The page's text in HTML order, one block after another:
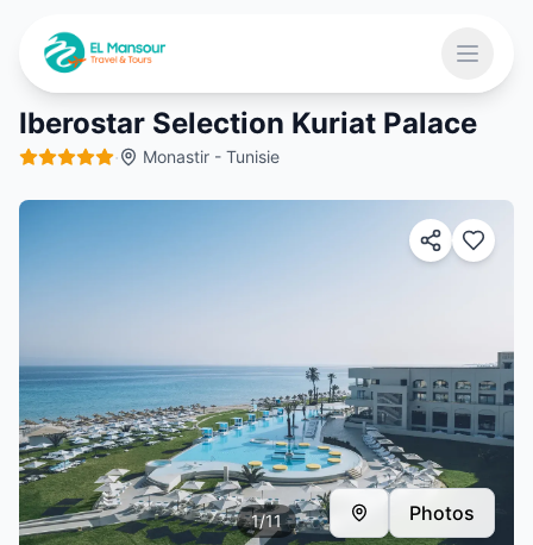
Ouvrir
Iberostar Selection Kuriat Palace
· Monastir - Tunisie
1/11 Photos